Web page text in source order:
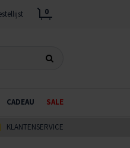
0
CADEAU SALE
KLANTENSERVICE